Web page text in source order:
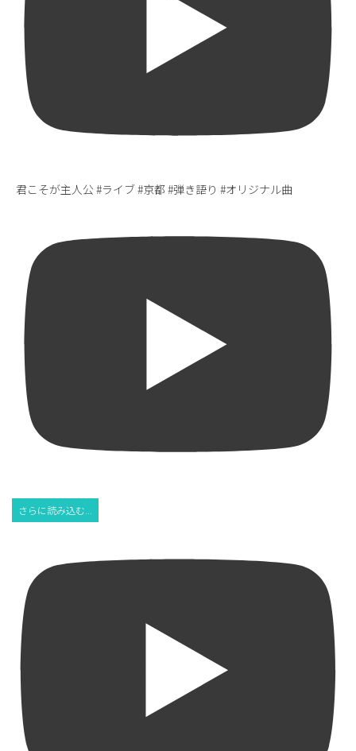
君こそが主人公 #ライブ #京都 #弾き語り #オリジナル曲
さらに読み込む...